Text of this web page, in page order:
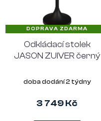
DOPRAVA ZDARMA
Odkládací stolek
JASON ZUIVER černý
doba dodání 2 týdny
3 749 Kč